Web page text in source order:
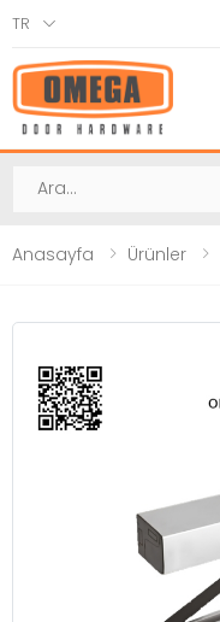
TR
Ara
Anasayfa Ürünler